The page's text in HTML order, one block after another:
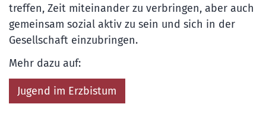
treffen, Zeit miteinander zu verbringen, aber auch
gemeinsam sozial aktiv zu sein und sich in der
Gesellschaft einzubringen.
Mehr dazu auf:
Jugend im Erzbistum